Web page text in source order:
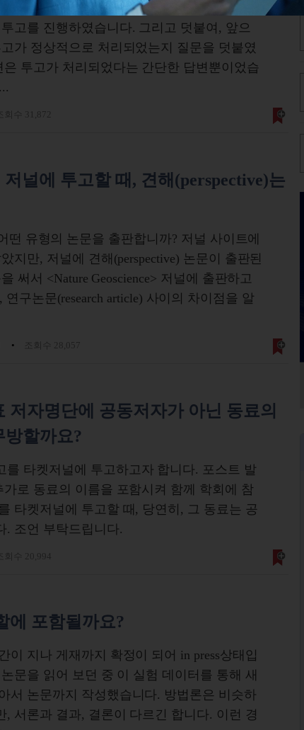
며겨자먹기로 다시 파일 형식에 대한 의사소
고를 진행하였습니다. 그리고 덧붙여, 앞으
가 정상적으로 처리되었는지 질문을 덧붙였
투고가 처리되었다는 간단한 답변뿐이었습
조회수 31,872
저널에 투고할 때, 견해(perspective)는
떤 유형의 논문을 출판합니까? 저널 사이트에
지만, 저널에 견해(perspective) 논문이 출판된
써서 <Nature Geoscience> 저널에 출판하고
구논문(research article) 사이의 차이점을 알
조회수 28,057
저자명단에 공동저자가 아닌 동료의
할까요?
를 타켓저널에 투고하고자 합니다. 포스트 발
로 동료의 이름을 포함시켜 함께 학회에 참
타켓저널에 투고할 때, 당연히, 그 동료는 공
. 조언 부탁드립니다.
조회수 20,994
에 포함될까요?
이 지나 게재까지 확정이 되어 in press상태입
문을 읽어 보던 중 이 실험 데이터를 통해 새
서 논문까지 작성했습니다. 방법론은 비슷하
, 서론과 결과, 결론이 다르긴 합니다. 이런 경